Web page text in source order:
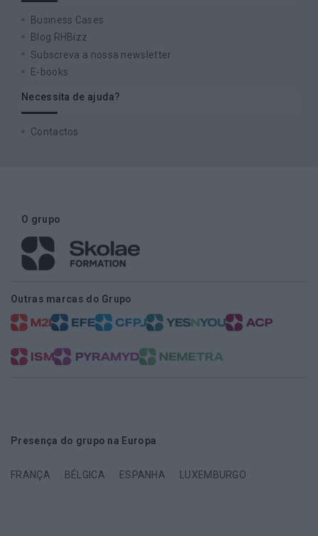
Business Cases
Blog RHBizz
Subscreva a nossa newsletter
E-books
Necessita de ajuda?
Contactos
O grupo
Outras marcas do Grupo
Presença do grupo na Europa
FRANÇA BÉLGICA ESPANHA LUXEMBURGO